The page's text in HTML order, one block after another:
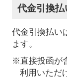
代金引換払
代金引換払い
ます。
※直接投函が
利用いただ